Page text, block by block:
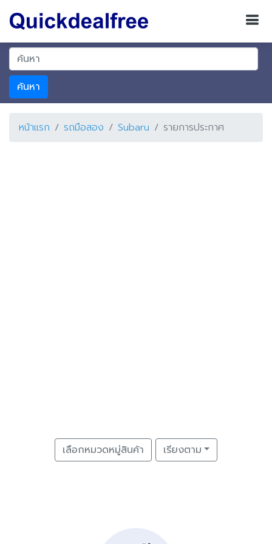
ค้นหา
หน้าแรก รถมือสอง Subaru รายการประกาศ
เลือกหมวดหมู่สินค้า เรียงตาม